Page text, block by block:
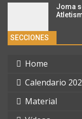
Joma
SECCIONES
Home
Calendario
Material